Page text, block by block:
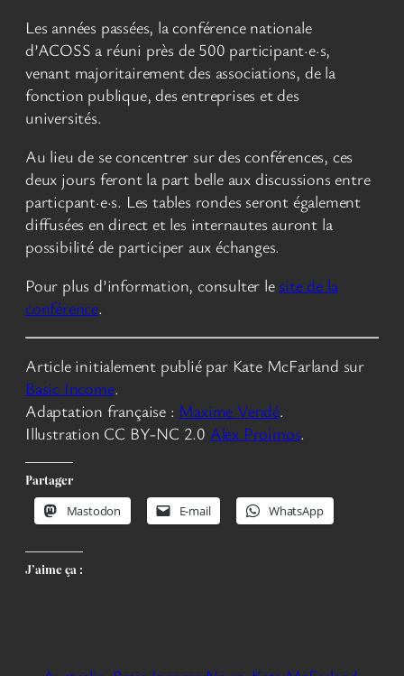
Les années passées, la conférence nationale
d’ACOSS a réuni près de 500 participant·e·s,
venant majoritairement des associations, de la
fonction publique, des entreprises et des
universités.
Au lieu de se concentrer sur des conférences, ces
deux jours feront la part belle aux discussions entre
particpant·e·s. Les tables rondes seront également
diffusées en direct et les internautes auront la
possibilité de participer aux échanges.
Pour plus d’information, consulter le site de la
conférence.
Article initialement publié par Kate McFarland sur
Basic Income.
Adaptation française : Maxime Vendé.
Illustration CC BY-NC 2.0 Alex Proimos.
Partager
Mastodon
E-mail WhatsApp
J’aime ça :